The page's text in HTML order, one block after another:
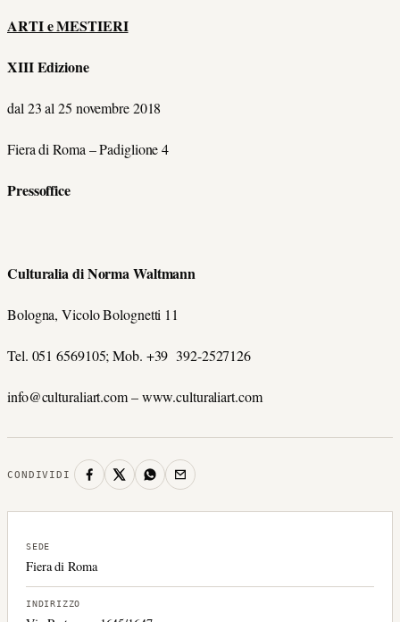
ARTI e MESTIERI
XIII Edizione
dal 23 al 25 novembre 2018
Fiera di Roma – Padiglione 4
Pressoffice
Culturalia di Norma Waltmann
Bologna, Vicolo Bolognetti 11
Tel. 051 6569105; Mob. +39 392-2527126
info@culturaliart.com – www.culturaliart.com
CONDIVIDI
SEDE
Fiera di Roma
INDIRIZZO